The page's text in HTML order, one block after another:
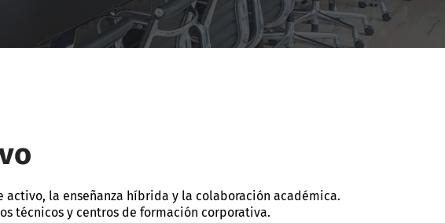
la enseñanza híbrida y la colaboración académica.
técnicos y centros de formación corporativa.